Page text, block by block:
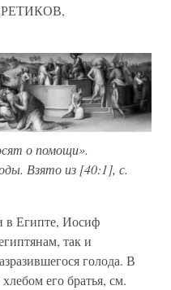
о помощи».
Взято из [40:1], с.
в Египте, Иосиф
так и
голода. В
его братья, см.